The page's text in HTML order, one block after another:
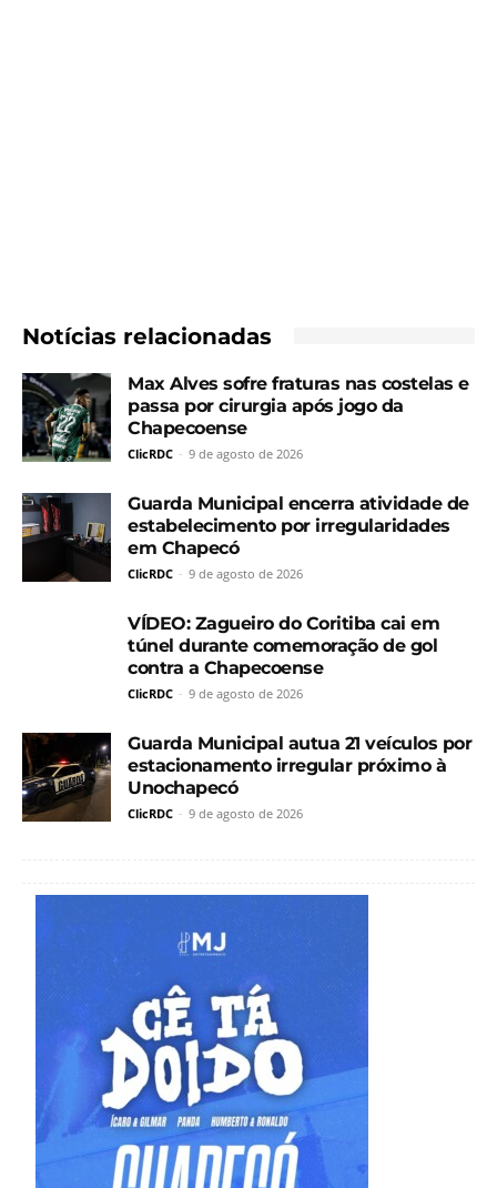
Notícias relacionadas
Max Alves sofre fraturas nas costelas e
passa por cirurgia após jogo da
Chapecoense
ClicRDC - 9 de agosto de 2026
Guarda Municipal encerra atividade de
estabelecimento por irregularidades
em Chapecó
ClicRDC - 9 de agosto de 2026
VÍDEO: Zagueiro do Coritiba cai em
túnel durante comemoração de gol
contra a Chapecoense
ClicRDC - 9 de agosto de 2026
Guarda Municipal autua 21 veículos por
estacionamento irregular próximo à
Unochapecó
ClicRDC - 9 de agosto de 2026